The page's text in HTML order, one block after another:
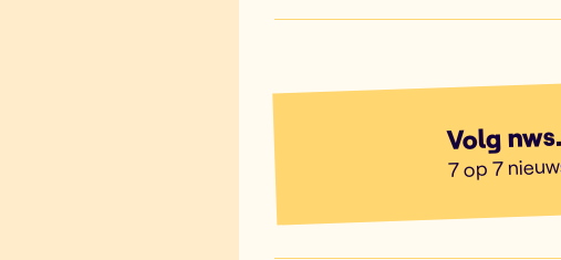
Volg
7 op 7